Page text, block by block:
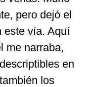
pero dejó el
este vía. Aquí
me narraba,
en
los